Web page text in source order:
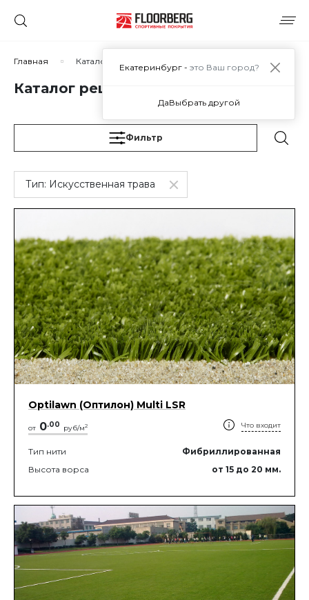
Главная Каталог решений
Каталог решений
Фильтр
Сбросить Применить
Тип: Искусственная трава
Optilawn (Оптилон) Multi LSR
от 0.00 руб/м2 Что входит
Тип нити
Фибриллированная
Высота ворса
от 15 до 20 мм.
Екатеринбург - это Ваш город?
ДаВыбрать другой